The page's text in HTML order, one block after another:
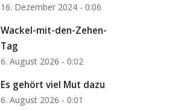
16. Dezember 2024 - 0:06
Wackel-mit-den-Zehen-
Tag
6. August 2026 - 0:02
Es gehört viel Mut dazu
6. August 2026 - 0:01